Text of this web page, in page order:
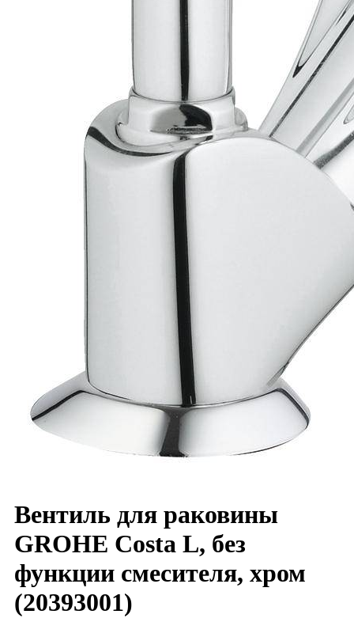
Вентиль для раковины
GROHE Costa L, без
функции смесителя, хром
(20393001)